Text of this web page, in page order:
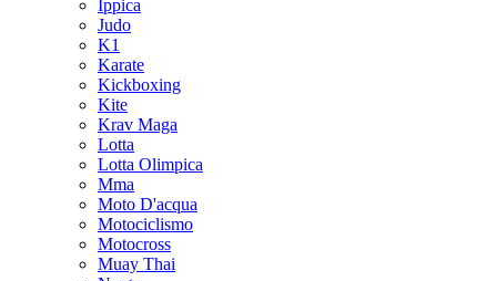
Ippica
Judo
K1
Karate
Kickboxing
Kite
Krav Maga
Lotta
Lotta Olimpica
Mma
Moto D'acqua
Motociclismo
Motocross
Muay Thai